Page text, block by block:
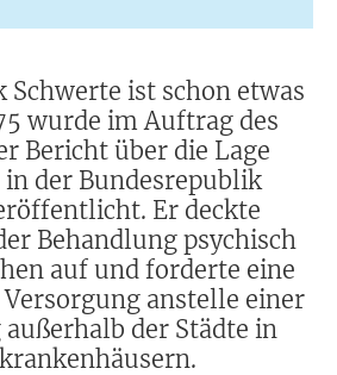
Schwerte ist schon etwas
wurde im Auftrag des
Bericht über die Lage
der Bundesrepublik
Er deckte
Behandlung psychisch
auf und forderte eine
anstelle einer
der Städte in